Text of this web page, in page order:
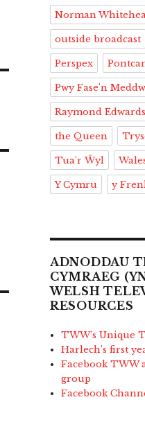
Norman
outside broadcast
Perspex
Pwy Fase'n
Raymond Edwards
the Queen
Tua'r Ŵyl
Y Cymru y
ADNODDAU
CYMRAEG
WELSH
RESOURCES
TWW’s Unique
Harlech’s first
Facebook TWW
group
Facebook